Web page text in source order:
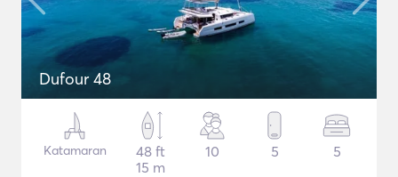
Dufour 48
Katamaran
48 ft
15 m
10 5 5